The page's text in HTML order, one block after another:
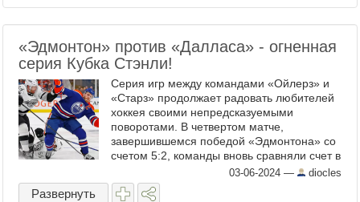
«Эдмонтон» против «Далласа» - огненная
серия Кубка Стэнли!
Серия игр между командами «Ойлерз» и
«Старз» продолжает радовать любителей
хоккея своими непредсказуемыми
поворотами. В четвертом матче,
завершившемся победой «Эдмонтона» со
счетом 5:2, команды вновь сравняли счет в
серии – 2:2. Болельщики наблюдали за
захватывающим противостоянием, ...
03-06-2024 — diocles
Развернуть